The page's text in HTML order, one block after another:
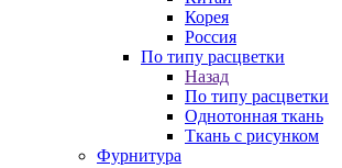
Корея
Россия
По типу расцветки
Назад
По типу расцветки
Однотонная ткань
Ткань с рисунком
Фурнитура